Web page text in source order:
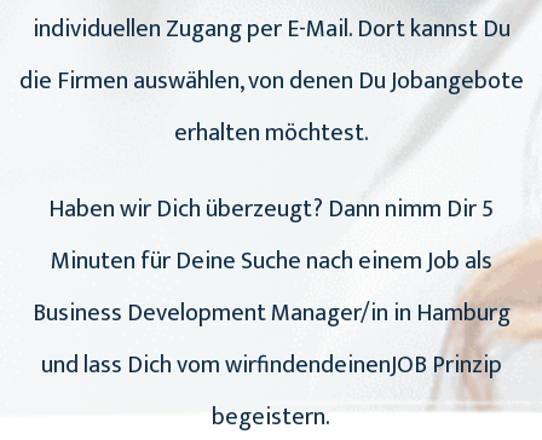
individuellen Zugang per E-Mail. Dort kannst Du
die Firmen auswählen, von denen Du Jobangebote
erhalten möchtest.
Haben wir Dich überzeugt? Dann nimm Dir 5
Minuten für Deine Suche nach einem Job als
Business Development Manager/in in Hamburg
und lass Dich vom wirfindendeinenJOB Prinzip
begeistern.